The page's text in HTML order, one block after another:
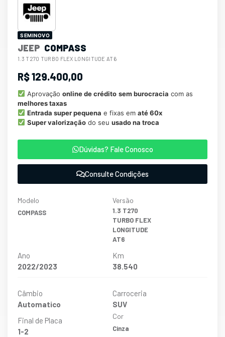
SEMINOVO
JEEP COMPASS
1.3 T270 TURBO FLEX LONGITUDE AT6
R$ 129.400,00
Aprovação online de crédito sem burocracia com as
melhores taxas
Entrada super pequena e fixas em até 60x
Super valorizaçãodo seu usado na troca
Dúvidas? Fale Conosco
Consulte Condições
Modelo
COMPASS
Versão
1.3 T270
TURBO FLEX
LONGITUDE
AT6
Ano
2022/2023
Km
38.540
Câmbio
Automatico
Carroceria
SUV
Final de Placa
1-2
Cor
Cinza